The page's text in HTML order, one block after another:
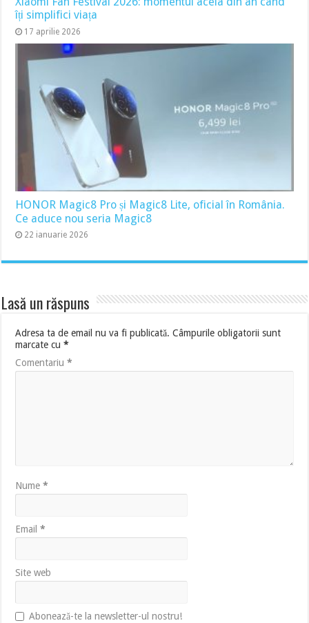
îți simplifici viața
17 aprilie 2026
HONOR Magic8 Pro și Magic8 Lite, oficial în România.
Ce aduce nou seria Magic8
22 ianuarie 2026
Lasă un răspuns
Adresa ta de email nu va fi publicată. Câmpurile obligatorii sunt
marcate cu*
Comentariu*
Nume*
Email*
Site web
Abonează-te la newsletter-ul nostru!